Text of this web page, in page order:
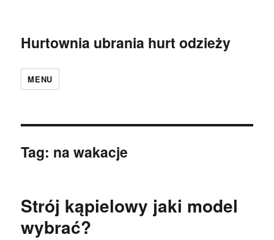
Hurtownia ubrania hurt odzieży
MENU
Tag: na wakacje
Strój kąpielowy jaki model
wybrać?